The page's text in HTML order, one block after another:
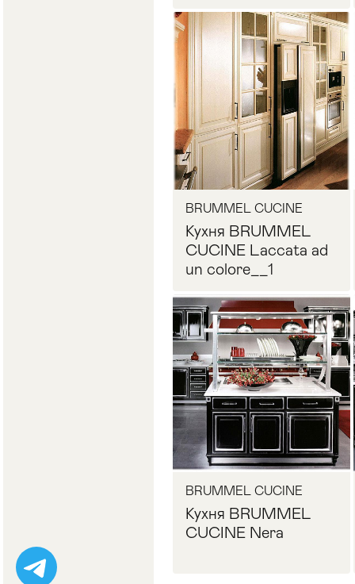
Запросить цену
Запросить цену
BRUMMEL CUCINE
Кухня BRUMMEL
CUCINE Laccata ad
un colore__1
BRUMMEL CUCINE
Кухня BRUMMEL
CUCINE Nera